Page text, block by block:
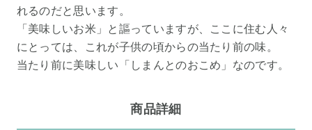
れるのだと思います。
「美味しいお米」と謳っていますが、ここに住む人々
にとっては、これが子供の頃からの当たり前の味。
当たり前に美味しい「しまんとのおこめ」なのです。
商品詳細